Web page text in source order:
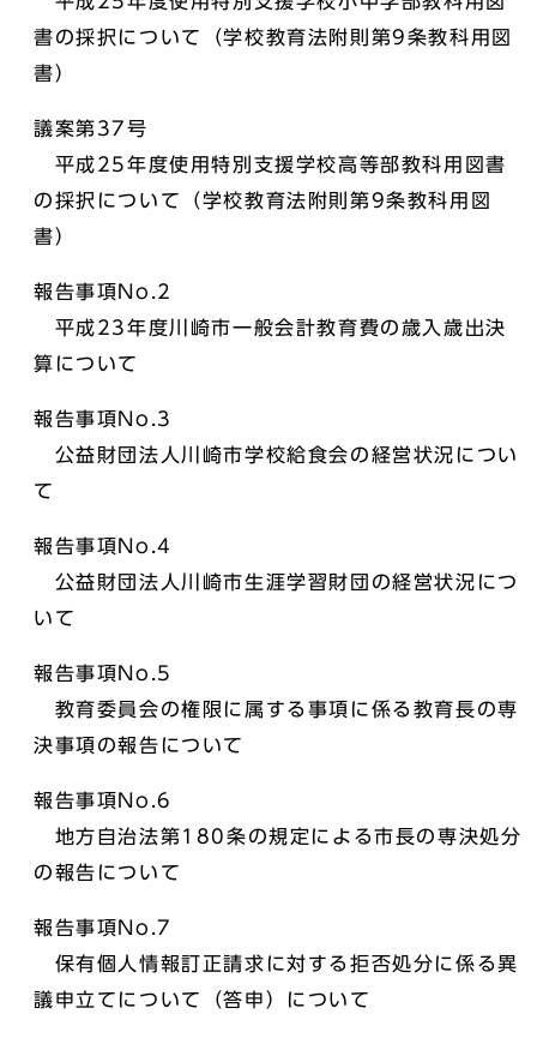
書の採択について（学校教育法附則第9条教科用図
書）
議案第37号
平成25年度使用特別支援学校高等部教科用図書
の採択について（学校教育法附則第9条教科用図
書）
報告事項No.2
平成23年度川崎市一般会計教育費の歳入歳出決
算について
報告事項No.3
公益財団法人川崎市学校給食会の経営状況につい
て
報告事項No.4
公益財団法人川崎市生涯学習財団の経営状況につ
いて
報告事項No.5
教育委員会の権限に属する事項に係る教育長の専
決事項の報告について
報告事項No.6
地方自治法第180条の規定による市長の専決処分
の報告について
報告事項No.7
保有個人情報訂正請求に対する拒否処分に係る異
議申立てについて（答申）について